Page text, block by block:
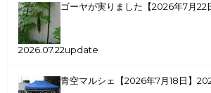
ゴーヤが実りました【2026年7月22
2026.07.22update
青空マルシェ【2026年7月18日】